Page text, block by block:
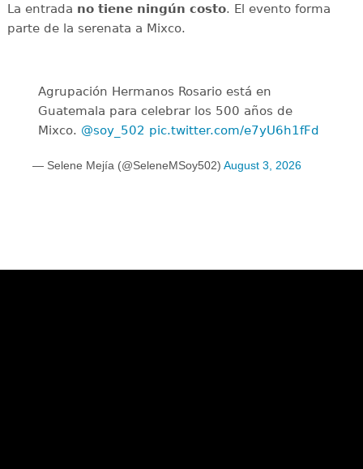
La entrada no tiene ningún costo. El evento forma
parte de la serenata a Mixco.
Agrupación Hermanos Rosario está en
Guatemala para celebrar los 500 años de
Mixco. @soy_502 pic.twitter.com/e7yU6h1fFd
— Selene Mejía (@SeleneMSoy502) August 3, 2026